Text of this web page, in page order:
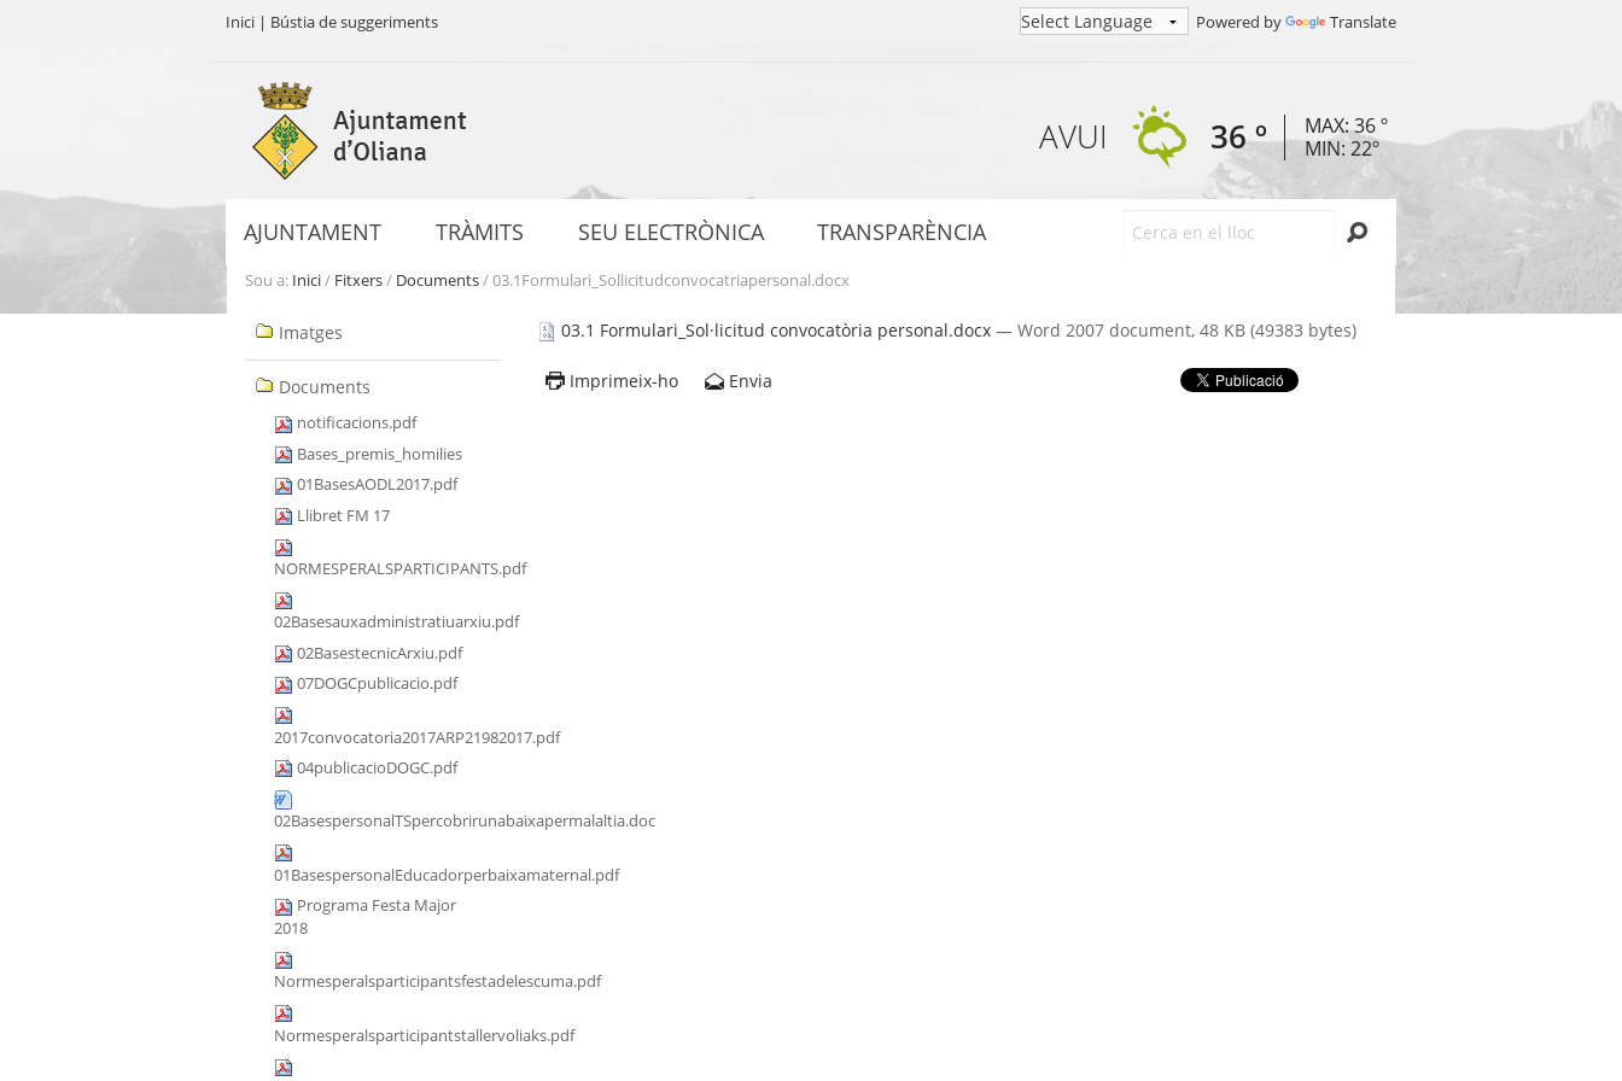
Inici | Bústia de suggeriments Powered by Translate
contingut.
navegació
AVUI 36 º
MAX: 36 º
MIN: 22º
AJUNTAMENT TRÀMITS SEU ELECTRÒNICA TRANSPARÈNCIA
Sou a: Inici/ Fitxers/ Documents/03.1Formulari_Sollicitudconvocatriapersonal.docx
Navegació
Imatges
Documents
notificacions.pdf
Bases_premis_homilies
01BasesAODL2017.pdf
Llibret FM 17
NORMESPERALSPARTICIPANTS.pdf
02Basesauxadministratiuarxiu.pdf
02BasestecnicArxiu.pdf
07DOGCpublicacio.pdf
2017convocatoria2017ARP21982017.pdf
04publicacioDOGC.pdf
02BasespersonalTSpercobrirunabaixapermalaltia.doc
01BasespersonalEducadorperbaixamaternal.pdf
Programa Festa Major
2018
Normesperalsparticipantsfestadelescuma.pdf
Normesperalsparticipantstallervoliaks.pdf
03.1 Formulari_Sol·licitud convocatòria personal.docx — Word 2007 document, 48 KB (49383 bytes)
Imprimeix-ho Envia